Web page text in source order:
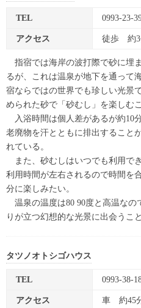
TEL 0993-23-
アクセス 徒歩 約3
指宿では海岸の波打際で砂に埋
るが、これは温泉が地下を通って
宿ならではの世界でも珍しい光景
められた砂で「砂むし」を楽しむ
入浴時間は個人差があるが約10
老廃物を汗とともに排出すること
れている。
また、砂むしはいつでも利用で
利用時間が左右されるので時間を
分に楽しみたい。
温泉の温度は80 90度と高温なの
りが立つ幻想的な光景に出会うこ
タツノオトシゴハウス
TEL 0993-38-
アクセス 車 約45